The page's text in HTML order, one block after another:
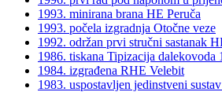
1993. minirana brana HE Peruča
1993. počela izgradnja Otočne veze
1992. održan prvi stručni sastanak
1986. tiskana Tipizacija
1984. izgrađena RHE Velebit
1983. uspostavljen jedinstveni